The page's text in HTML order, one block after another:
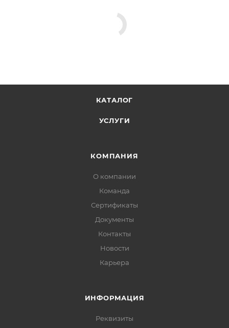
КАТАЛОГ
УСЛУГИ
КОМПАНИЯ
О компании
Команда
Сертификаты
Документы
Контакты
Новости
Карьера
ИНФОРМАЦИЯ
Реквизиты